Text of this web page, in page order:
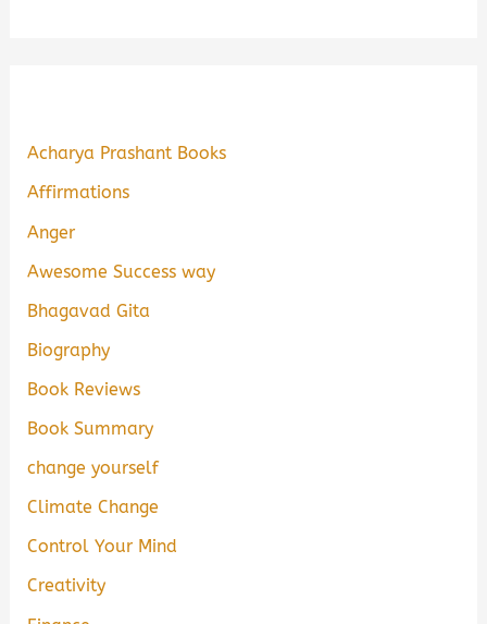
Acharya Prashant Books
Affirmations
Anger
Awesome Success way
Bhagavad Gita
Biography
Book Reviews
Book Summary
change yourself
Climate Change
Control Your Mind
Creativity